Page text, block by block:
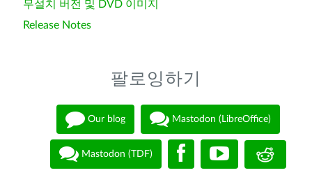
무설치 버전 및 DVD 이미지
Release Notes
팔로잉하기
Our blog Mastodon (LibreOffice)
Mastodon (TDF)